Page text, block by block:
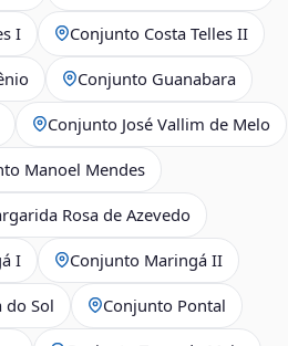
I Conjunto Costa Telles II
Conjunto Guanabara
Conjunto José Vallim de Melo
Manoel Mendes
Rosa de Azevedo
I Conjunto Maringá II
do Sol Conjunto Pontal